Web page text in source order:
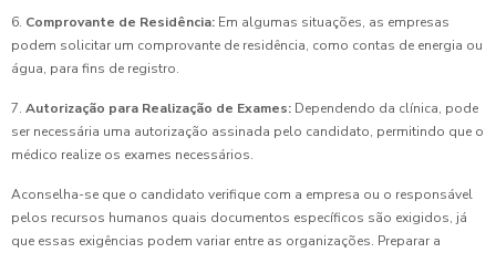
6. Comprovante de Residência: Em algumas situações, as empresas
podem solicitar um comprovante de residência, como contas de energia ou
água, para fins de registro.
7. Autorização para Realização de Exames: Dependendo da clínica, pode
ser necessária uma autorização assinada pelo candidato, permitindo que o
médico realize os exames necessários.
Aconselha-se que o candidato verifique com a empresa ou o responsável
pelos recursos humanos quais documentos específicos são exigidos, já
que essas exigências podem variar entre as organizações. Preparar a